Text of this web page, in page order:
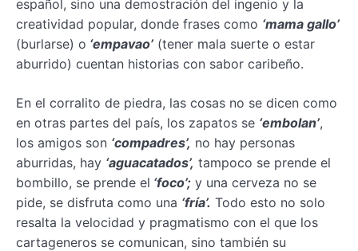
español, sino una demostración del ingenio y la
creatividad popular, donde frases como ‘mama gallo’
(burlarse) o ‘empavao’ (tener mala suerte o estar
aburrido) cuentan historias con sabor caribeño.
En el corralito de piedra, las cosas no se dicen como
en otras partes del país, los zapatos se ‘embolan’,
los amigos son ‘compadres’, no hay personas
aburridas, hay ‘aguacatados’, tampoco se prende el
bombillo, se prende el ‘foco’; y una cerveza no se
pide, se disfruta como una ‘fría’. Todo esto no solo
resalta la velocidad y pragmatismo con el que los
cartageneros se comunican, sino también su